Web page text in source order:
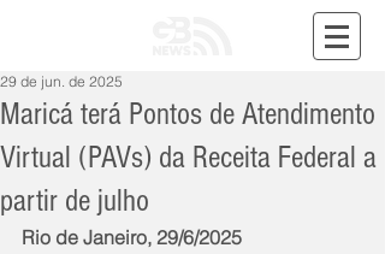
Maricá terá Pontos de Atendimento
Virtual (PAVs) da Receita Federal a
partir de julho
29 de jun. de 2025
Rio de Janeiro, 29/6/2025